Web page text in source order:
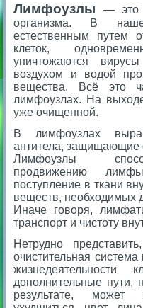
Лимфоузлы — это
организма. В
естественным путем
клеток,
уничтожаются
воздухом и водой
вещества. Всё это
лимфоузлах. На
уже очищенной.
В лимфоузлах
антитела, защищающие
Лимфоузлы
продвижению
поступление в ткани
веществ, необходимых
Иначе говоря,
транспорт и чистоту
Нетрудно
очистительная
жизнедеятельности
дополнительные
результате, может